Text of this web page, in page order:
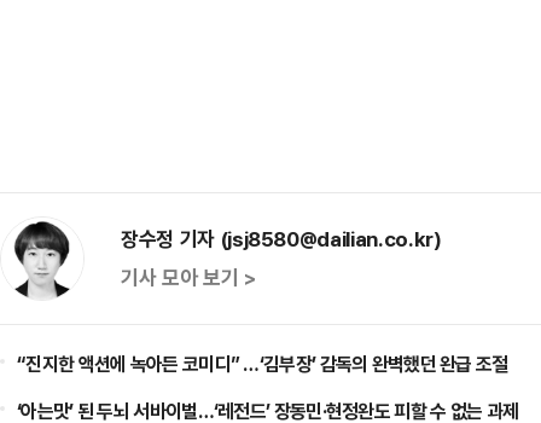
장수정 기자 (jsj8580@dailian.co.kr)
기사 모아 보기 >
“진지한 액션에 녹아든 코미디” …‘김부장’ 감독의 완벽했던 완급 조절
‘아는맛’ 된 두뇌 서바이벌…‘레전드’ 장동민·현정완도 피할 수 없는 과제